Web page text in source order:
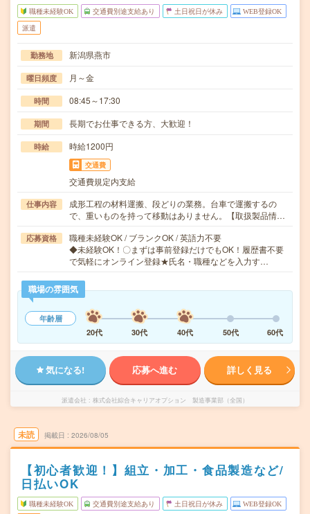
職種未経験OK 交通費別途支給あり 土日祝日が休み WEB登録OK
派遣
勤務地 新潟県燕市
曜日頻度 月～金
時間 08:45～17:30
期間 長期でお仕事できる方、大歓迎！
時給 時給1200円
交通費
交通費規定内支給
仕事内容
成形工程の材料運搬、段どりの業務。台車で運搬するの
で、重いものを持って移動はありません。【取扱製品情…
応募資格
職種未経験OK / ブランクOK / 英語力不要
◆未経験OK！〇まずは事前登録だけでもOK！履歴書不要
で気軽にオンライン登録★氏名・職種などを入力す…
職場の雰囲気
年齢層
20代
30代 40代 50代 60代
気になる! 応募へ進む 詳しく見る
派遣会社 株式会社綜合キャリアオプション 製造事業部（全国）
未読 掲載日 2026/08/05
【初心者歓迎！】組立・加工・食品製造など/
日払いOK
職種未経験OK 交通費別途支給あり 土日祝日が休み WEB登録OK